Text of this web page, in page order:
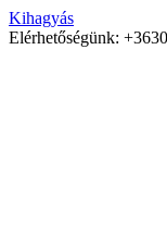
Kihagyás
Elérhetőségünk: